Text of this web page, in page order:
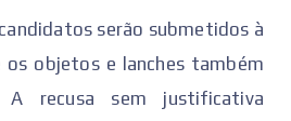
serão submetidos à
os objetos e lanches também
A recusa sem justificativa